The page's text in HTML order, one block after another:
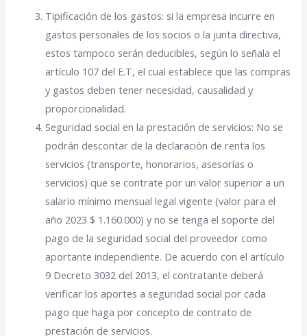
Tipificación de los gastos: si la empresa incurre en
gastos personales de los socios o la junta directiva,
estos tampoco serán deducibles, según lo señala el
artículo 107 del E.T, el cual establece que las compras
y gastos deben tener necesidad, causalidad y
proporcionalidad.
Seguridad social en la prestación de servicios: No se
podrán descontar de la declaración de renta los
servicios (transporte, honorarios, asesorías o
servicios) que se contrate por un valor superior a un
salario mínimo mensual legal vigente (valor para el
año 2023 $ 1.160.000) y no se tenga el soporte del
pago de la seguridad social del proveedor como
aportante independiente. De acuerdo con el artículo
9 Decreto 3032 del 2013, el contratante deberá
verificar los aportes a seguridad social por cada
pago que haga por concepto de contrato de
prestación de servicios.